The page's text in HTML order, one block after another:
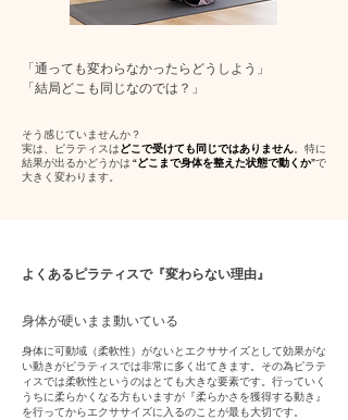
「通っても変わらなかったらどうしよう」
「結局どこも同じなのでは？」
そう感じていませんか？
実は、ピラティスはどこで受けても同じではありません。特に
結果が出るかどうかは“どこまで身体を整えた状態で動くか”で
大きく変わります。
よくあるピラティスで『変わらない理由』
身体が硬いまま動いている
​身体に可動域（柔軟性）がないとエクササイズとして効果がな
い動きがピラティスでは非常に多く出てきます。その為ピラテ
ィスでは柔軟性というのはとても大きな要素です。行っていく
うちに柔らかくなる方もいますが『柔らかさを獲得する動き』
を行ってからエクササイズに入るのことが最も大切です。